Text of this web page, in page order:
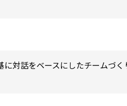
対話をベースにしたチームづく